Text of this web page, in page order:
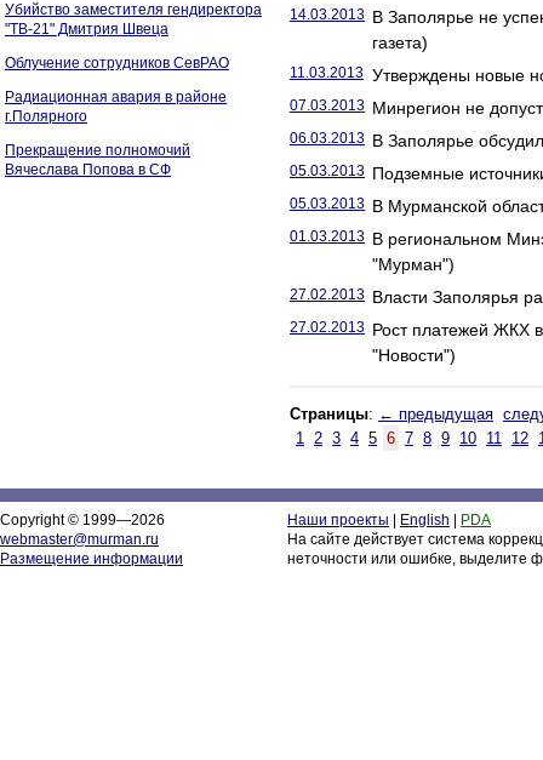
Убийство заместителя гендиректора
"ТВ-21" Дмитрия Швеца
Облучение сотрудников СевРАО
Радиационная авария в районе
г.Полярного
Прекращение полномочий
Вячеслава Попова в СФ
14.03.2013 В Заполярье не
газета)
11.03.2013 Утверждены новые
07.03.2013 Минрегион не
06.03.2013 В Заполярье
05.03.2013 Подземные
05.03.2013 В Мурманской
01.03.2013 В региональном
"Мурман")
27.02.2013 Власти Заполярья
27.02.2013 Рост платежей ЖКХ
"Новости")
Страницы: ← предыдущая
1 2 3 4 5 6 7 8 9 10 11 12
Copyright © 1999—2026
webmaster@murman.ru
Размещение информации
Наши проекты English
PDA
На сайте действует система
неточности или ошибке, выделите